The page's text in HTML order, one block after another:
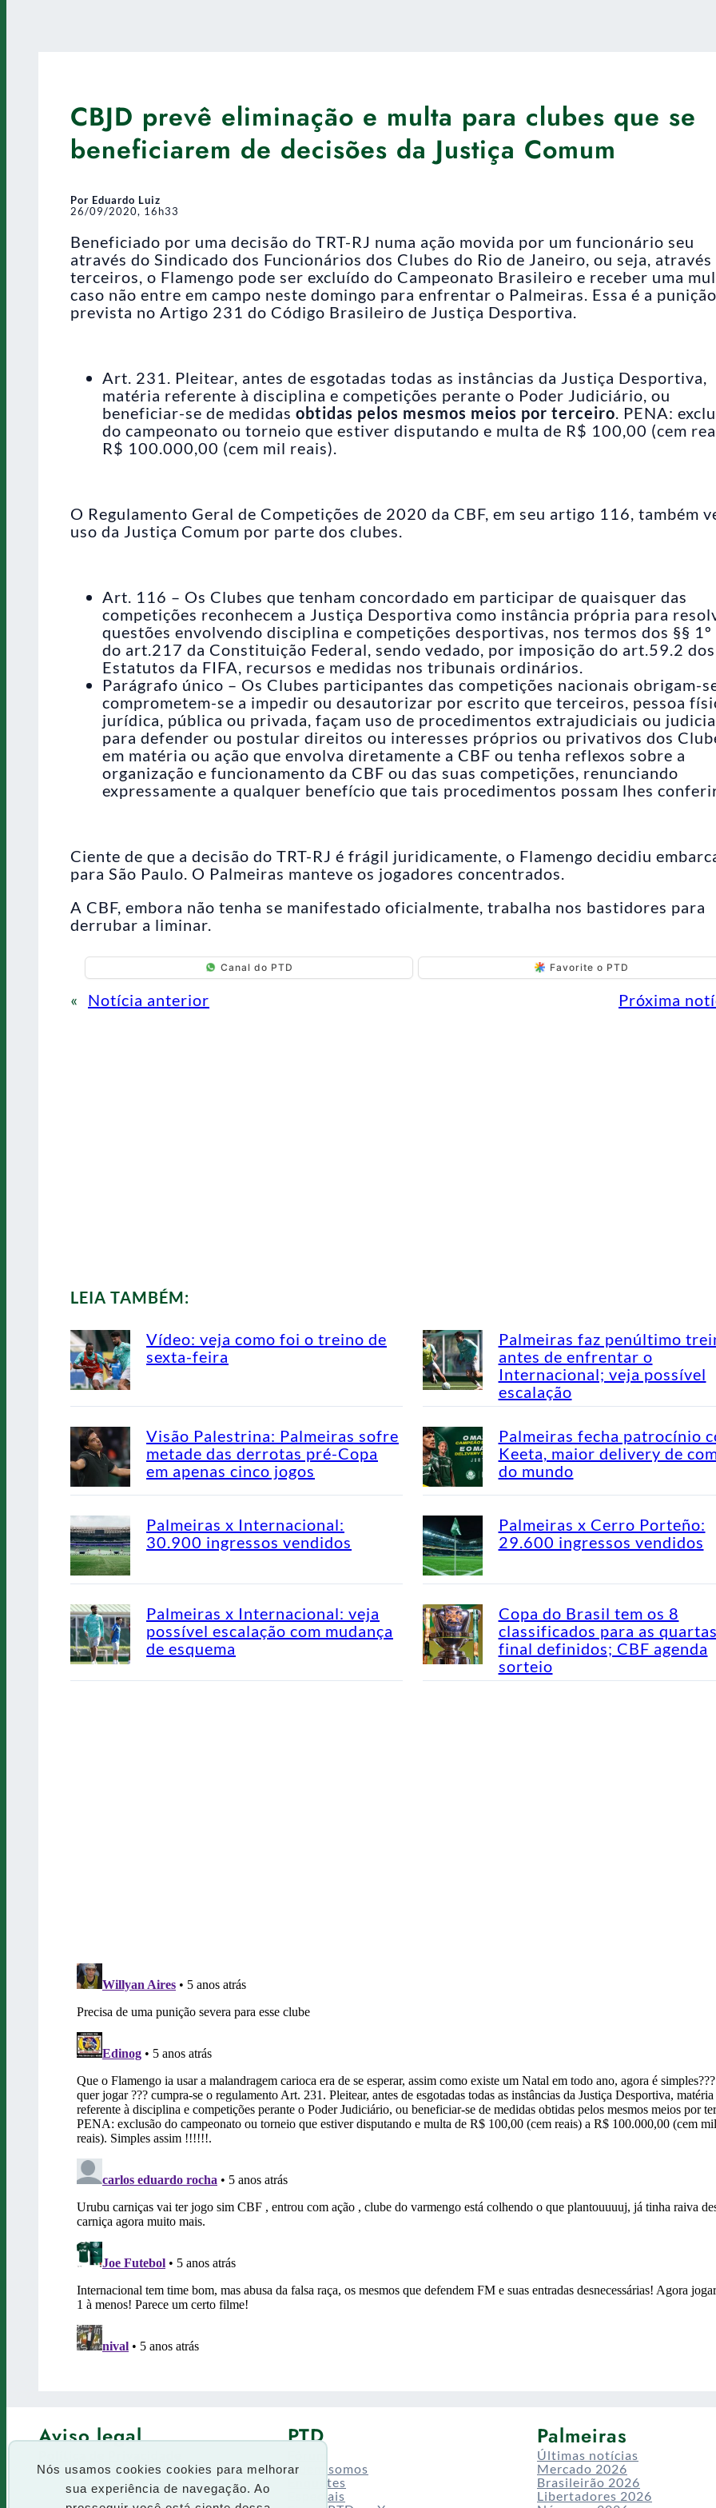
Nós usamos cookies cookies para melhorar
sua experiência de navegação. Ao
CBJD prevê eliminação e multa para clubes que se
beneficiarem de decisões da Justiça Comum
Por Eduardo Luiz
26/09/2020, 16h33
Beneficiado por uma decisão do TRT-RJ numa ação movida por um funcionário seu
através do Sindicado dos Funcionários dos Clubes do Rio de Janeiro, ou seja, através
terceiros, o Flamengo pode ser excluído do Campeonato Brasileiro e receber uma
caso não entre em campo neste domingo para enfrentar o Palmeiras. Essa é a punição
prevista no Artigo 231 do Código Brasileiro de Justiça Desportiva.
Art. 231. Pleitear, antes de esgotadas todas as instâncias da Justiça Desportiva,
matéria referente à disciplina e competições perante o Poder Judiciário, ou
beneficiar-se de medidas obtidas pelos mesmos meios por terceiro. PENA:
do campeonato ou torneio que estiver disputando e multa de R$ 100,00 (cem
R$ 100.000,00 (cem mil reais).
O Regulamento Geral de Competições de 2020 da CBF, em seu artigo 116, também
uso da Justiça Comum por parte dos clubes.
Art. 116 – Os Clubes que tenham concordado em participar de quaisquer das
competições reconhecem a Justiça Desportiva como instância própria para
questões envolvendo disciplina e competições desportivas, nos termos dos §§ 1º
do art.217 da Constituição Federal, sendo vedado, por imposição do art.59.2 dos
Estatutos da FIFA, recursos e medidas nos tribunais ordinários.
Parágrafo único – Os Clubes participantes das competições nacionais obrigam-
comprometem-se a impedir ou desautorizar por escrito que terceiros, pessoa
jurídica, pública ou privada, façam uso de procedimentos extrajudiciais ou
para defender ou postular direitos ou interesses próprios ou privativos dos
em matéria ou ação que envolva diretamente a CBF ou tenha reflexos sobre a
organização e funcionamento da CBF ou das suas competições, renunciando
expressamente a qualquer benefício que tais procedimentos possam lhes
Ciente de que a decisão do TRT-RJ é frágil juridicamente, o Flamengo decidiu
para São Paulo. O Palmeiras manteve os jogadores concentrados.
A CBF, embora não tenha se manifestado oficialmente, trabalha nos bastidores para
derrubar a liminar.
Canal do PTD Favorite o PTD
« Notícia anterior Próxima
LEIA TAMBÉM:
Vídeo: veja como foi o treino de
sexta-feira
Palmeiras faz penúltimo
antes de enfrentar o
Internacional; veja possível
escalação
Visão Palestrina: Palmeiras sofre
metade das derrotas pré-Copa
em apenas cinco jogos
Palmeiras fecha patrocínio
Keeta, maior delivery de
do mundo
Palmeiras x Internacional:
30.900 ingressos vendidos
Palmeiras x Cerro Porteño:
29.600 ingressos vendidos
Palmeiras x Internacional: veja
possível escalação com mudança
de esquema
Copa do Brasil tem os 8
classificados para as
final definidos; CBF agenda
sorteio
Aviso legal
Termos de uso
PTD
Quem somos
Enquetes
Especiais
Palmeiras
Últimas notícias
Mercado 2026
Brasileirão 2026
Libertadores 2026